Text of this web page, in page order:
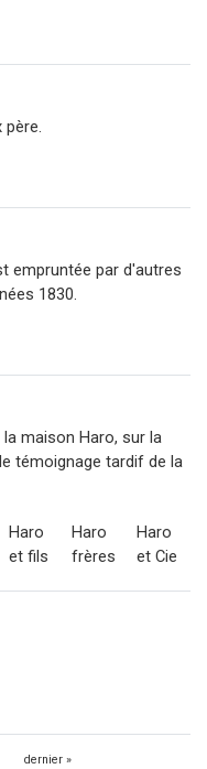
empruntée par d'autres
1830.
maison Haro, sur la
témoignage tardif de la
Haro
et fils
Haro
frères
Haro
et Cie
dernier »